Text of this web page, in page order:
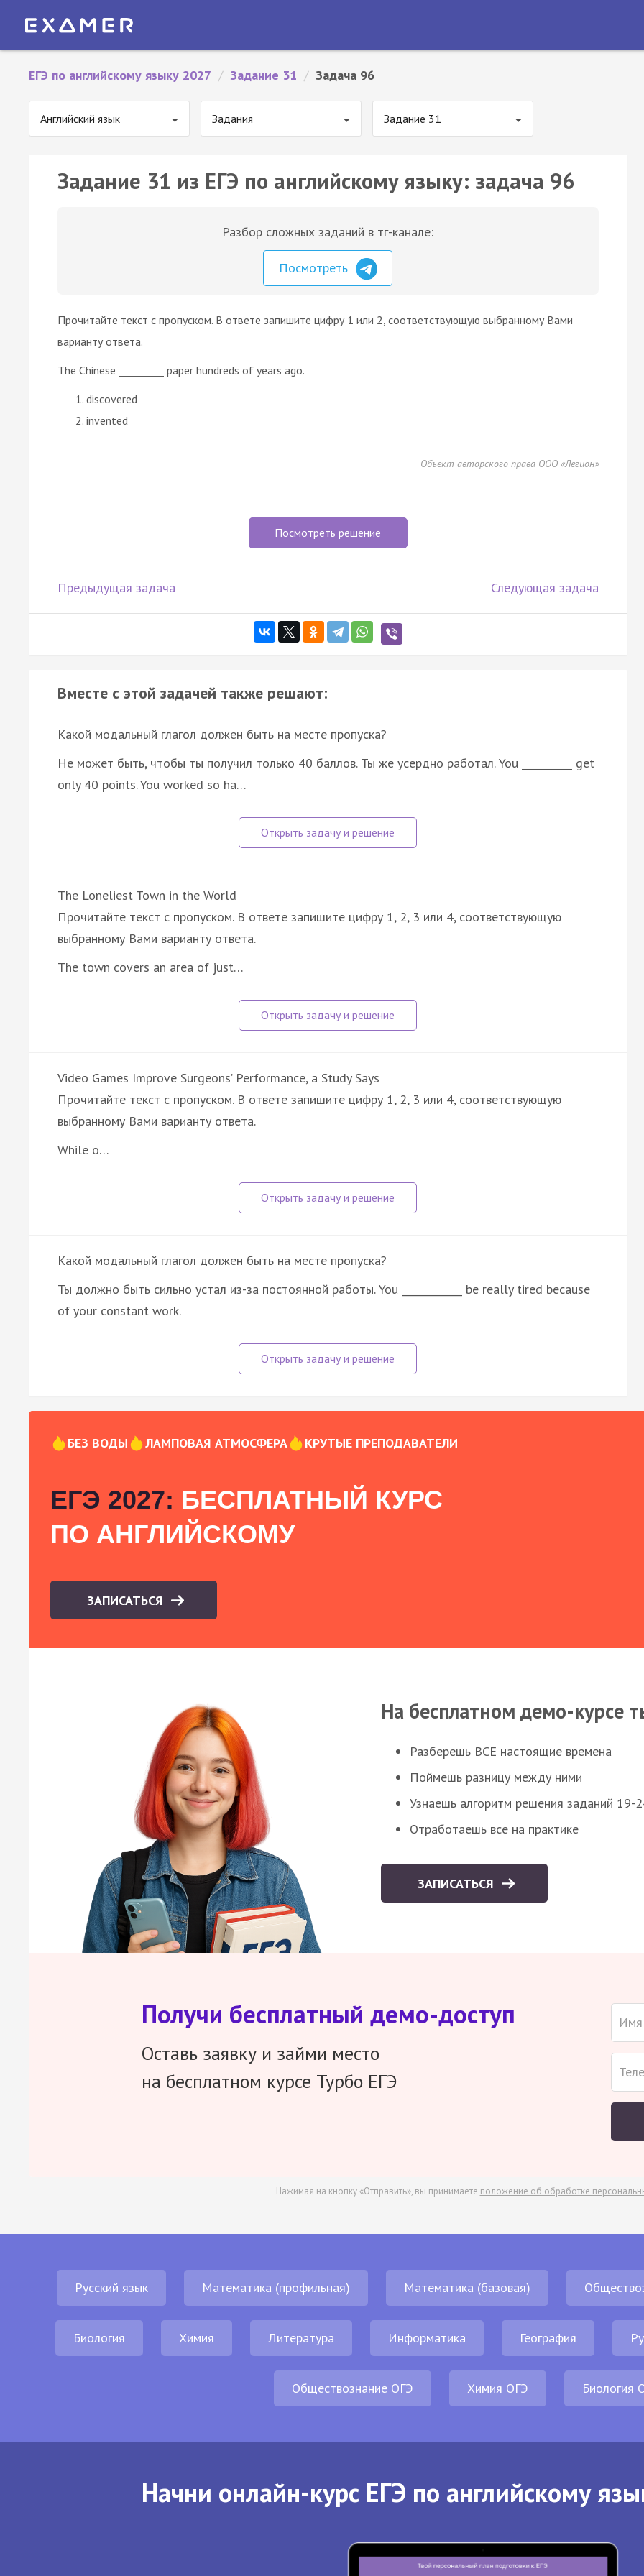
ЕГЭ по английскому языку 2027 / Задание 31 / Задача 96
Английский язык Задания Задание 31
Задание 31 из ЕГЭ по английскому языку: задача 96
Разбор сложных заданий в тг-канале:
Посмотреть
Прочитайте текст с пропуском. В ответе запишите цифру 1 или 2, соответствующую выбранному Вами
варианту ответа.
The Chinese _________ paper hundreds of years ago.
discovered
invented
Объект авторского права ООО «Легион»
Посмотреть решение
Предыдущая задача Следующая задача
Вместе с этой задачей также решают:
Какой модальный глагол должен быть на месте пропуска?
He может быть, чтобы ты получил только 40 баллов. Ты же усердно работал. You __________ get
only 40 points. You worked so ha…
The Loneliest Town in the World
Прочитайте текст с пропуском. В ответе запишите цифру 1, 2, 3 или 4, соответствующую
выбранному Вами варианту ответа.
The town covers an area of just…
Video Games Improve Surgeons’ Performance, a Study Says
Прочитайте текст с пропуском. В ответе запишите цифру 1, 2, 3 или 4, соответствующую
выбранному Вами варианту ответа.
While o…
Какой модальный глагол должен быть на месте пропуска?
Ты должно быть сильно устал из-за постоянной работы. You ____________ be really tired because
of your constant work.
БЕЗ ВОДЫ ЛАМПОВАЯ АТМОСФЕРА КРУТЫЕ ПРЕПОДАВАТЕЛИ
ЕГЭ 2027: БЕСПЛАТНЫЙ КУРС
ПО АНГЛИЙСКОМУ
ЗАПИСАТЬСЯ
На бесплатном демо-курсе
Разберешь ВСЕ настоящие времена
Поймешь разницу между ними
Узнаешь алгоритм решения заданий 19-
Отработаешь все на практике
ЗАПИСАТЬСЯ
Получи бесплатный демо-доступ
Оставь заявку и займи место
на бесплатном курсе Турбо ЕГЭ
Нажимая на кнопку «Отправить», вы принимаете положение об обработке
Русский язык Математика (профильная) Математика (базовая)
Биология Химия Литература Информатика География
Обществознание ОГЭ Химия ОГЭ Биология
Начни онлайн-курс ЕГЭ по английскому